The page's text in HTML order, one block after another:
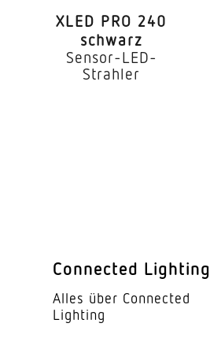
LED/Leuchtstofflampen
XLED PRO 240
schwarz
Sensor-LED-
Strahler
Connected Lighting
Alles über Connected
Lighting